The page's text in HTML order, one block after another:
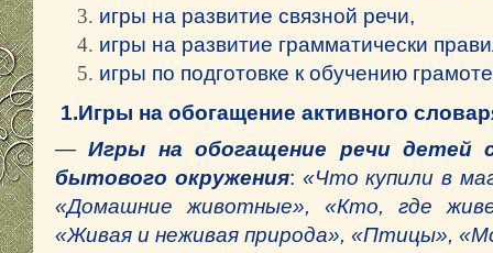
игры на развитие связной речи,
игры на развитие грамматически
игры по подготовке к обучению
1.Игры на обогащение активного
—Игры на обогащение речи детей
бытового окружения: «Что купили в
«Домашние животные», «Кто, где
«Живая и неживая природа», «Птицы»,